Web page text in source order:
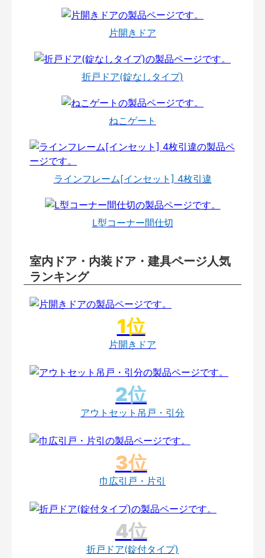
片開きドア
折戸ドア(錠なしタイプ)
ねこゲート
ラインフレーム[インセット] 4枚引違
L型コーナー間仕切
室内ドア・内装ドア・建具ページ人気
ランキング
片開きドア
アウトセット吊戸・引分
巾広引戸・片引
折戸ドア(錠付タイプ)